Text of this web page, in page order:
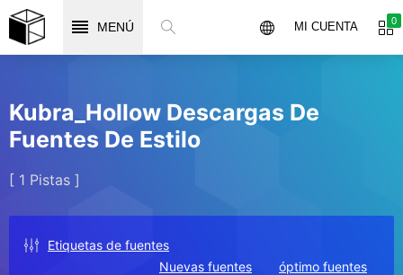
MENÚ 0
MI CUENTA
Kubra_Hollow Descargas De
Fuentes De Estilo
[ 1 Pistas ]
Etiquetas de fuentes
Nuevas fuentes
óptimo fuentes